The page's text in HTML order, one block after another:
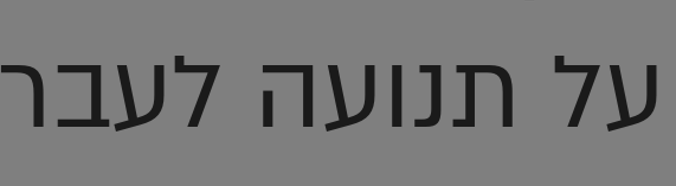
על תנועה לעבר